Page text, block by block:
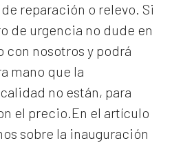
reparación o relevo. Si
de urgencia no dude en
con nosotros y podrá
mano que la
no están, para
el precio.En el artículo
sobre la inauguración